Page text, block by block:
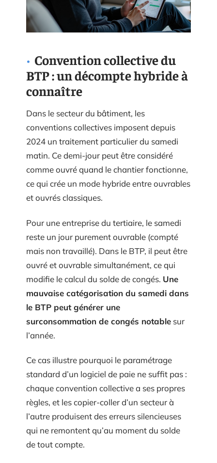
Convention collective du
BTP : un décompte hybride à
connaître
Dans le secteur du bâtiment, les
conventions collectives imposent depuis
2024 un traitement particulier du samedi
matin. Ce demi-jour peut être considéré
comme ouvré quand le chantier fonctionne,
ce qui crée un mode hybride entre ouvrables
et ouvrés classiques.
Pour une entreprise du tertiaire, le samedi
reste un jour purement ouvrable (compté
mais non travaillé). Dans le BTP, il peut être
ouvré et ouvrable simultanément, ce qui
modifie le calcul du solde de congés. Une
mauvaise catégorisation du samedi dans
le BTP peut générer une
surconsommation de congés notable sur
l’année.
Ce cas illustre pourquoi le paramétrage
standard d’un logiciel de paie ne suffit pas :
chaque convention collective a ses propres
règles, et les copier-coller d’un secteur à
l’autre produisent des erreurs silencieuses
qui ne remontent qu’au moment du solde
de tout compte.